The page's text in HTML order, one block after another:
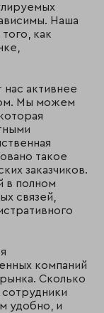
Наша
как
активнее
Мы можем
такое
заказчиков.
в полном
связей,
компаний
Сколько
удобно, и